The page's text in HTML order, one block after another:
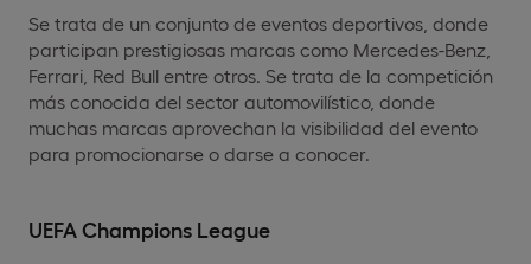
Se trata de un conjunto de eventos deportivos, donde
participan prestigiosas marcas como Mercedes-Benz,
Ferrari, Red Bull entre otros. Se trata de la competición
más conocida del sector automovilístico, donde
muchas marcas aprovechan la visibilidad del evento
para promocionarse o darse a conocer.
UEFA Champions League